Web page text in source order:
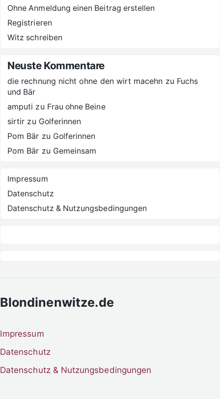
Ohne Anmeldung einen Beitrag erstellen
Registrieren
Witz schreiben
Neuste Kommentare
die rechnung nicht ohne den wirt macehn zu Fuchs
und Bär
amputi zu Frau ohne Beine
sirtir zu Golferinnen
Pom Bär zu Golferinnen
Pom Bär zu Gemeinsam
Impressum
Datenschutz
Datenschutz & Nutzungsbedingungen
Blondinenwitze.de
Impressum
Datenschutz
Datenschutz & Nutzungsbedingungen